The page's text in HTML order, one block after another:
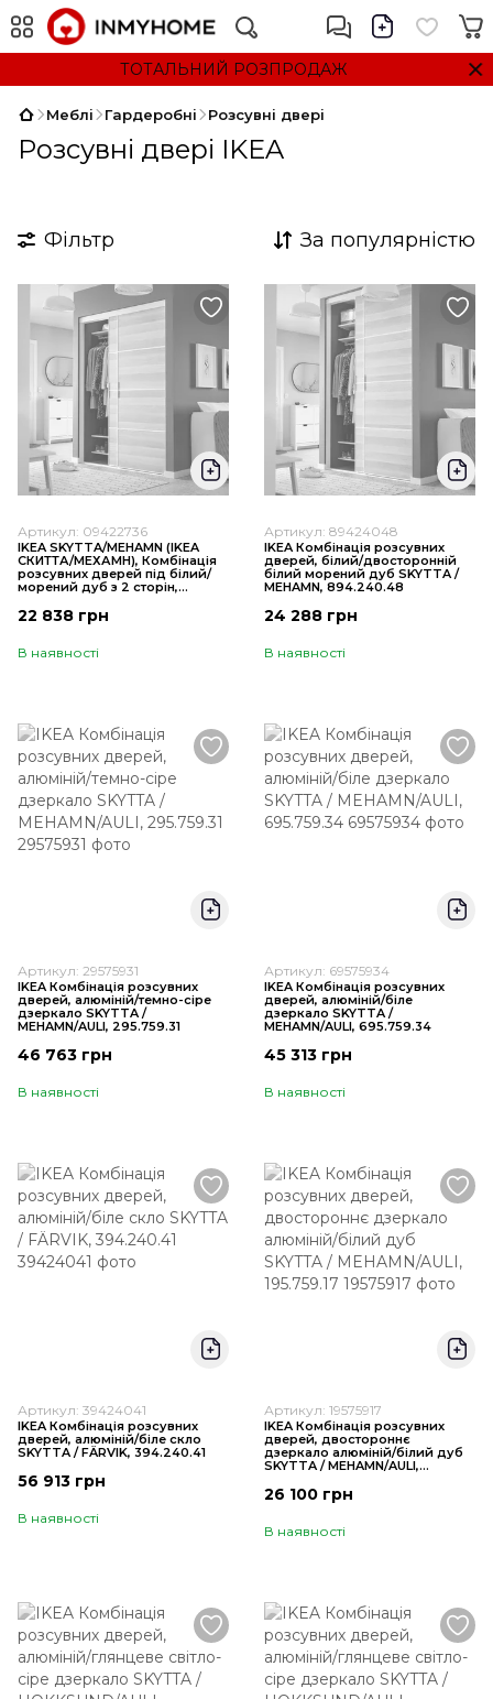
ТОТАЛЬНИЙ РОЗПРОДАЖ
Меблі Гардеробні Розсувні двері
Розсувні двері IKEA
Фільтр За популярністю
Артикул: 09422736
IKEA SKYTTA/MEHAMN (ІKEA
СКИТТА/МЕХАМН), Комбінація
розсувних дверей під білий/
морений дуб з 2 сторін,
22 838 грн
В наявності
Артикул: 89424048
IKEA Комбінація розсувних
дверей, білий/двосторонній
білий морений дуб SKYTTA /
MEHAMN, 894.240.48
24 288 грн
В наявності
Артикул: 29575931
IKEA Комбінація розсувних
дверей, алюміній/темно-сіре
дзеркало SKYTTA /
MEHAMN/AULI, 295.759.31
46 763 грн
В наявності
Артикул: 69575934
IKEA Комбінація розсувних
дверей, алюміній/біле
дзеркало SKYTTA /
MEHAMN/AULI, 695.759.34
45 313 грн
В наявності
Артикул: 39424041
IKEA Комбінація розсувних
дверей, алюміній/біле скло
SKYTTA / FÄRVIK, 394.240.41
56 913 грн
В наявності
Артикул: 19575917
IKEA Комбінація розсувних
дверей, двостороннє
дзеркало алюміній/білий дуб
SKYTTA / MEHAMN/AULI,
26 100 грн
В наявності